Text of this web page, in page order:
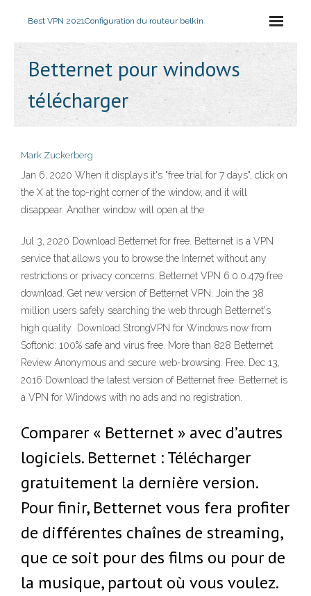
Best VPN 2021Configuration du routeur belkin
Betternet pour windows
télécharger
Mark Zuckerberg
Jan 6, 2020 When it displays it's "free trial for 7 days", click on
the X at the top-right corner of the window, and it will
disappear. Another window will open at the
Jul 3, 2020 Download Betternet for free. Betternet is a VPN
service that allows you to browse the Internet without any
restrictions or privacy concerns. Betternet VPN 6.0.0.479 free
download. Get new version of Betternet VPN. Join the 38
million users safely searching the web through Betternet's
high quality Download StrongVPN for Windows now from
Softonic: 100% safe and virus free. More than 828 Betternet
Review Anonymous and secure web-browsing. Free. Dec 13,
2016 Download the latest version of Betternet free. Betternet is
a VPN for Windows with no ads and no registration.
Comparer « Betternet » avec d’autres
logiciels. Betternet : Télécharger
gratuitement la dernière version.
Pour finir, Betternet vous fera profiter
de différentes chaînes de streaming,
que ce soit pour des films ou pour de
la musique, partout où vous voulez.